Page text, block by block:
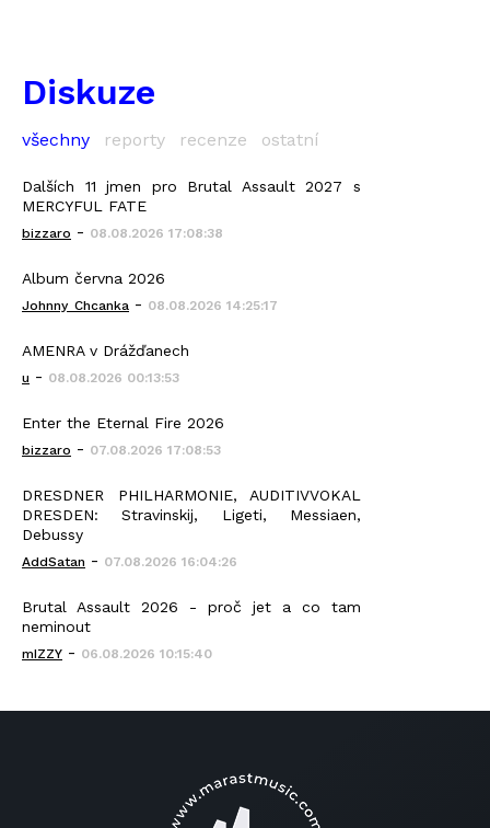
Diskuze
všechny reporty recenze ostatní
Dalších 11 jmen pro Brutal Assault 2027 s
MERCYFUL FATE
bizzaro - 08.08.2026 17:08:38
Album června 2026
Johnny_Chcanka - 08.08.2026 14:25:17
AMENRA v Drážďanech
u - 08.08.2026 00:13:53
Enter the Eternal Fire 2026
bizzaro - 07.08.2026 17:08:53
DRESDNER PHILHARMONIE, AUDITIVVOKAL
DRESDEN: Stravinskij, Ligeti, Messiaen,
Debussy
AddSatan - 07.08.2026 16:04:26
Brutal Assault 2026 - proč jet a co tam
neminout
mIZZY - 06.08.2026 10:15:40